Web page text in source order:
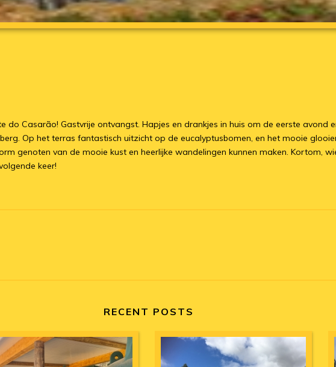
do Casarão! Gastvrije ontvangst. Hapjes en drankjes in huis om de eerste avond
Op het terras fantastisch uitzicht op de eucalyptusbomen, en het mooie
genoten van de mooie kust en heerlijke wandelingen kunnen maken. Kortom,
keer!
RECENT POSTS